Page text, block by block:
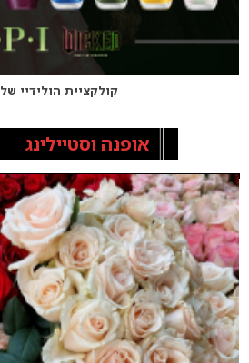
קולקציית הולידיי של OPI
אופנה וסטיילינג